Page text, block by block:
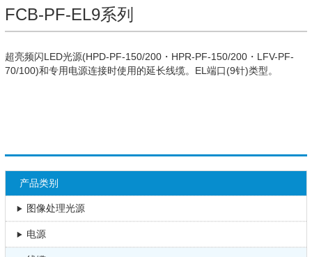
FCB-PF-EL9系列
超亮频闪LED光源(HPD-PF-150/200・HPR-PF-150/200・LFV-PF-
70/100)和专用电源连接时使用的延长线缆。EL端口(9针)类型。
产品类别
图像处理光源
电源